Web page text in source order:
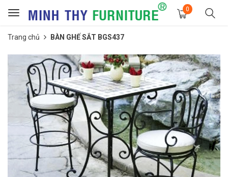
Toggle
0
Trang chủ BÀN GHẾ SẮT BGS437